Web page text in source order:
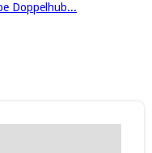
Doppelhub...